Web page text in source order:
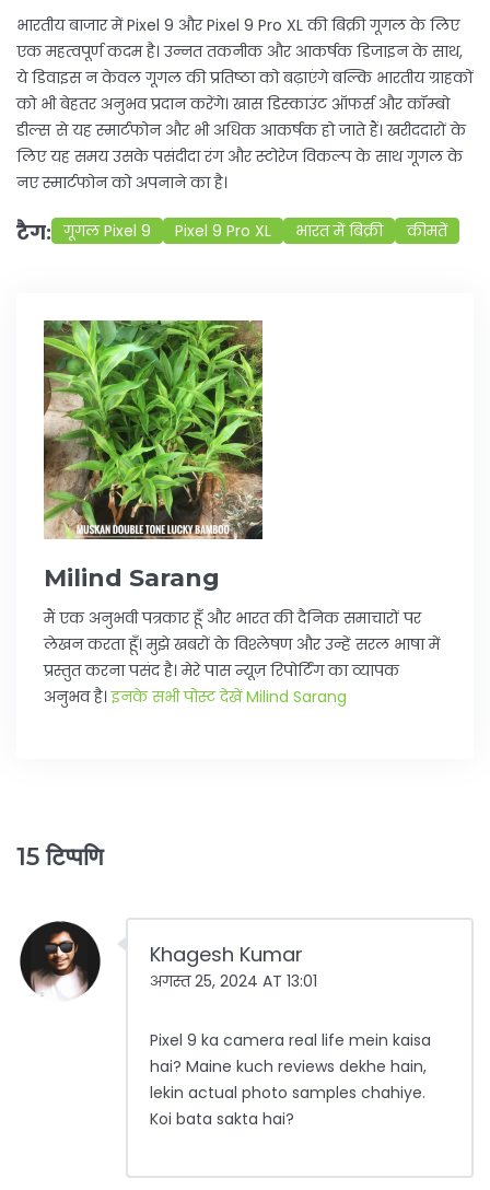
भारतीय बाजार में Pixel 9 और Pixel 9 Pro XL की बिक्री गूगल के लिए
एक महत्वपूर्ण कदम है। उन्नत तकनीक और आकर्षक डिजाइन के साथ,
ये डिवाइस न केवल गूगल की प्रतिष्ठा को बढ़ाएंगे बल्कि भारतीय ग्राहकों
को भी बेहतर अनुभव प्रदान करेंगे। खास डिस्काउंट ऑफर्स और कॉम्बो
डील्स से यह स्मार्टफोन और भी अधिक आकर्षक हो जाते हैं। खरीददारों के
लिए यह समय उसके पसंदीदा रंग और स्टोरेज विकल्प के साथ गूगल के
नए स्मार्टफोन को अपनाने का है।
टैग: गूगल Pixel 9 Pixel 9 Pro XL भारत में बिक्री कीमतें
Milind Sarang
मैं एक अनुभवी पत्रकार हूँ और भारत की दैनिक समाचारों पर
लेखन करता हूँ। मुझे खबरों के विश्लेषण और उन्हें सरल भाषा में
प्रस्तुत करना पसंद है। मेरे पास न्यूज़ रिपोर्टिंग का व्यापक
अनुभव है।इनके सभी पोस्ट देखें Milind Sarang
15 टिप्पणि
Khagesh Kumar
अगस्त 25, 2024 AT 13:01
Pixel 9 ka camera real life mein kaisa
hai? Maine kuch reviews dekhe hain,
lekin actual photo samples chahiye.
Koi bata sakta hai?